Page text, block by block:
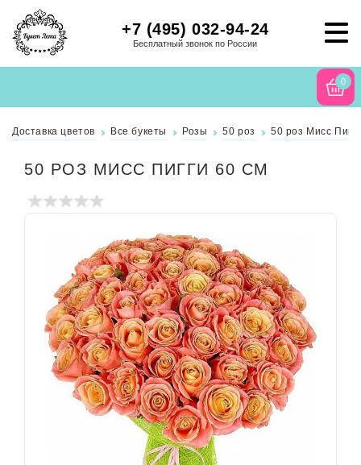
+7 (495) 032-94-24
Бесплатный звонок по России
0
Доставка цветов Все букеты Розы 50 роз 50 роз Мисс
50 РОЗ МИСС ПИГГИ 60 СМ